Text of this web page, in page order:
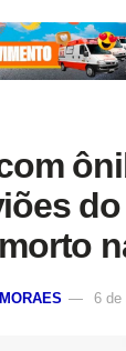
do
6 de